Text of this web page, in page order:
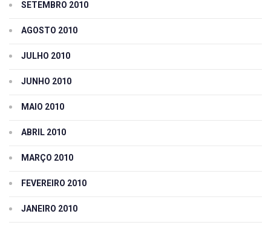
SETEMBRO 2010
AGOSTO 2010
JULHO 2010
JUNHO 2010
MAIO 2010
ABRIL 2010
MARÇO 2010
FEVEREIRO 2010
JANEIRO 2010